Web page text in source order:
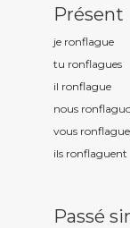
Présent
je ronflague
tu ronflagues
il ronflague
nous ronflagu
vous ronflagu
ils ronflaguent
Passé